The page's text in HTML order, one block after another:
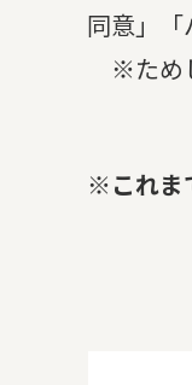
同意」「
※ため
※これま